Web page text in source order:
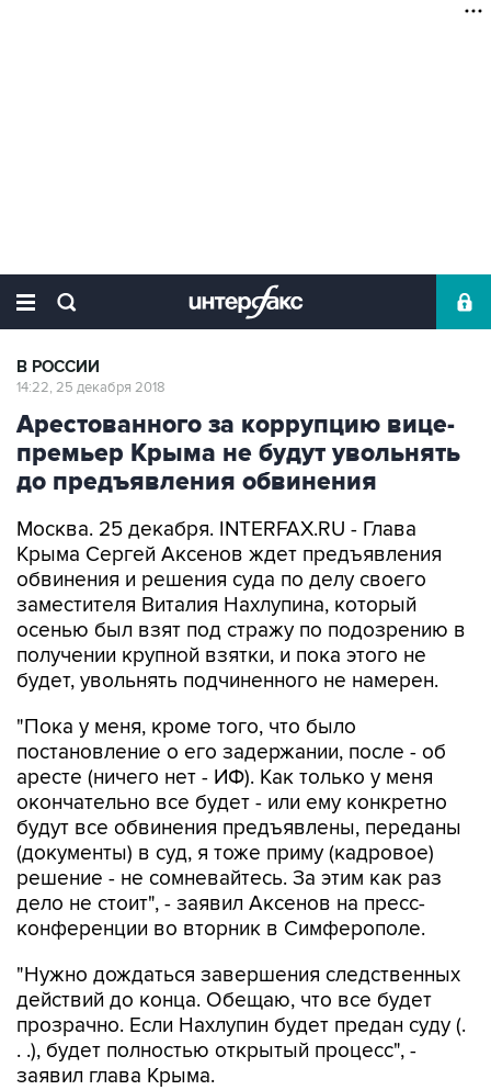
В РОССИИ
14:22, 25 декабря 2018
Арестованного за коррупцию вице-
премьер Крыма не будут увольнять
до предъявления обвинения
Москва. 25 декабря. INTERFAX.RU - Глава
Крыма Сергей Аксенов ждет предъявления
обвинения и решения суда по делу своего
заместителя Виталия Нахлупина, который
осенью был взят под стражу по подозрению в
получении крупной взятки, и пока этого не
будет, увольнять подчиненного не намерен.
"Пока у меня, кроме того, что было
постановление о его задержании, после - об
аресте (ничего нет - ИФ). Как только у меня
окончательно все будет - или ему конкретно
будут все обвинения предъявлены, переданы
(документы) в суд, я тоже приму (кадровое)
решение - не сомневайтесь. За этим как раз
дело не стоит", - заявил Аксенов на пресс-
конференции во вторник в Симферополе.
"Нужно дождаться завершения следственных
действий до конца. Обещаю, что все будет
прозрачно. Если Нахлупин будет предан суду (.
. .), будет полностью открытый процесс", -
заявил глава Крыма.